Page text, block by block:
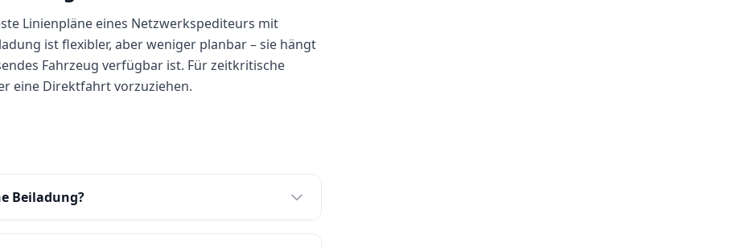
Linienpläne eines Netzwerkspediteurs mit
ist flexibler, aber weniger planbar – sie hängt
Fahrzeug verfügbar ist. Für zeitkritische
eine Direktfahrt vorzuziehen.
Beiladung?